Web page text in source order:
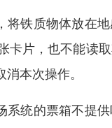
铁质物体放在
卡片，也不能读
本次操作。
统的票箱不提